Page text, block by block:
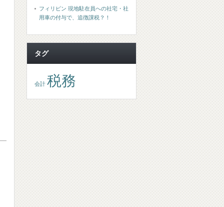
フィリピン 現地駐在員への社宅・社
用車の付与で、追徴課税？！
タグ
会計 税務